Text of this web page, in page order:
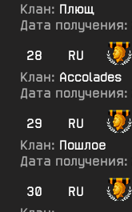
Клан: Плющ
Дата получения:
28
RU
Клан: Accolades
Дата получения:
29
RU
Клан: Пошлое
Дата получения:
30
RU